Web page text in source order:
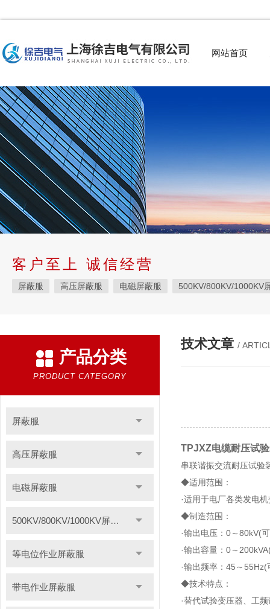
网站首页
客户至上 诚信经营
屏蔽服 高压屏蔽服 电磁屏蔽服 500KV/800KV/1000KV
绝缘枝剪 绝缘夹钳 蚕丝绳 登高板 绝缘操作杆
智能电力安全工器具柜 高压短路接地线
聚酰亚胺薄膜 1249聚酯氧绝缘漆快干型
聚酰亚胺玻璃布层压板 三聚氰胺层压板
过电压保护器 高空
电加热器 电力测
绝缘脚手架 VM63A便携式数显测振仪 导磁板
数显相序表 AGV刷
产品分类
PRODUCT CATEGORY
屏蔽服
高压屏蔽服
电磁屏蔽服
500KV/800KV/1000KV屏蔽服
等电位作业屏蔽服
带电作业屏蔽服
技术文章 /
TPJXZ电缆耐压试
串联谐振交流耐压试验
◆适用范围：
·适用于电厂各类发电
◆制造范围：
·输出电压：0～80kV(
·输出容量：0～
·输出频率：45～
◆技术特点：
·替代试验变压器、工